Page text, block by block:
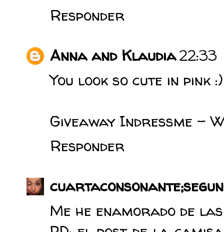
Responder
Anna and Klaudia22:33
You look so cute in pink :)
Giveaway Indressme –
Responder
Me he enamorado de